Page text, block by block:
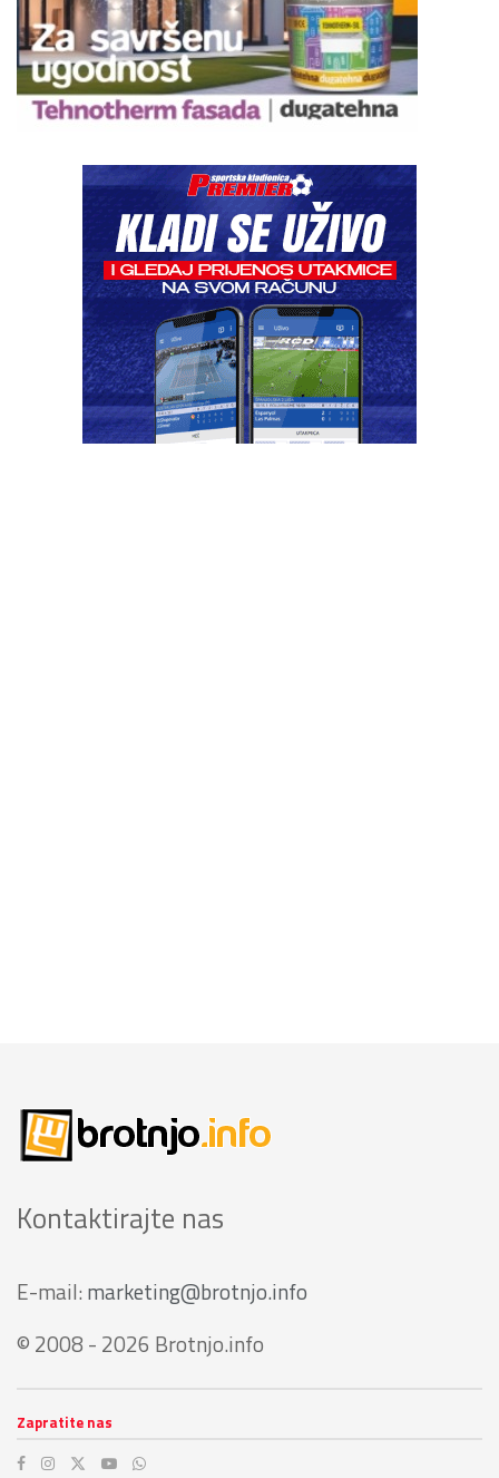
Kontaktirajte nas
E-mail: marketing@brotnjo.info
© 2008 - 2026 Brotnjo.info
Zapratite nas